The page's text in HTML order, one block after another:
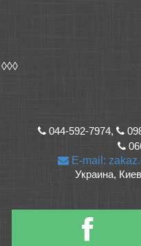
◊◊◊
044-592-7974,
E-mail:
Украина,